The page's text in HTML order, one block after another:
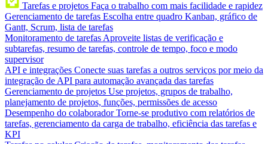
Tarefas e projetos Faça o trabalho com mais facilidade e rapidez
Gerenciamento de tarefas Escolha entre quadro Kanban, gráfico de
Gantt, Scrum, lista de tarefas
Monitoramento de tarefas Aproveite listas de verificação e
subtarefas, resumo de tarefas, controle de tempo, foco e modo
supervisor
API e integrações Conecte suas tarefas a outros serviços por meio da
integração de API para automação avançada das tarefas
Gerenciamento de projetos Use projetos, grupos de trabalho,
planejamento de projetos, funções, permissões de acesso
Desempenho do colaborador Torne-se produtivo com relatórios de
tarefas, gerenciamento da carga de trabalho, eficiência das tarefas e
KPI